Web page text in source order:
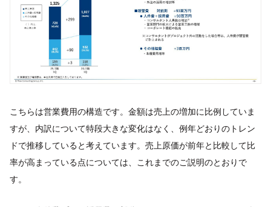
こちらは営業費用の構造です。金額は売上の増加に比例していま
すが、内訳について特段大きな変化はなく、例年どおりのトレン
ドで推移していると考えています。売上原価が前年と比較して比
率が高まっている点については、これまでのご説明のとおりで
す。